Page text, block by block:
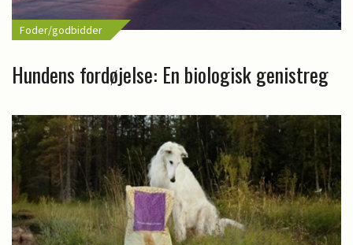
Foder/godbidder
Hundens fordøjelse: En biologisk genistreg